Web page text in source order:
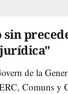
de la
Comuns y